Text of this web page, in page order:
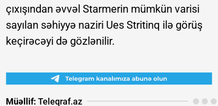
çıxışından əvvəl Starmerin mümkün varisi
sayılan səhiyyə naziri Ues Stritinq ilə görüş
keçirəcəyi də gözlənilir.
Müəllif: Teleqraf.az